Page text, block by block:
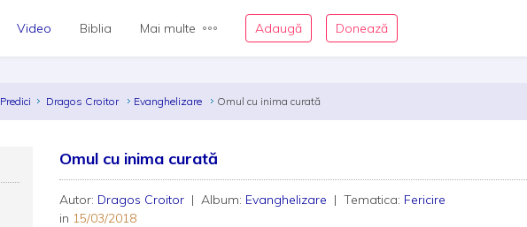
Video Biblia Mai multe Adaugă Donează
Predici Dragos Croitor Evanghelizare Omul cu inima curată
Omul cu inima curată
Autor: Dragos Croitor | Album: Evanghelizare | Tematica: Fericire
in 15/03/2018